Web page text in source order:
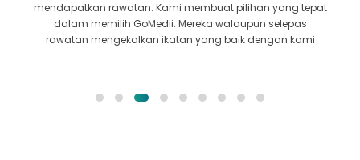
mendapatkan rawatan. Kami membuat pilihan yang tepat
dalam memilih GoMedii. Mereka walaupun selepas
rawatan mengekalkan ikatan yang baik dengan kami